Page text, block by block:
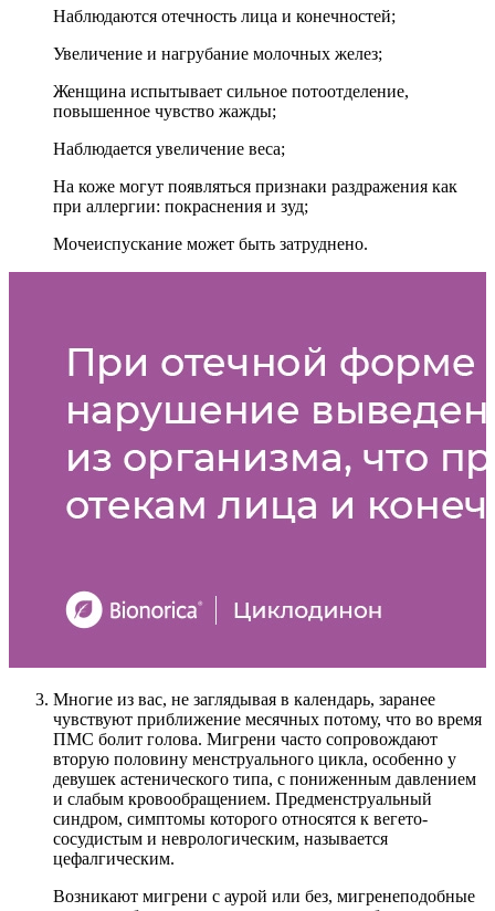
Наблюдаются отечность лица и конечностей;
Увеличение и нагрубание молочных желез;
Женщина испытывает сильное потоотделение,
повышенное чувство жажды;
Наблюдается увеличение веса;
На коже могут появляться признаки раздражения как
при аллергии: покраснения и зуд;
Мочеиспускание может быть затруднено.
Многие из вас, не заглядывая в календарь, заранее
чувствуют приближение месячных потому, что во время
ПМС болит голова. Мигрени часто сопровождают
вторую половину менструального цикла, особенно у
девушек астенического типа, с пониженным давлением
и слабым кровообращением. Предменструальный
синдром, симптомы которого относятся к вегето-
сосудистым и неврологическим, называется
цефалгическим.
Возникают мигрени с аурой или без, мигренеподобные